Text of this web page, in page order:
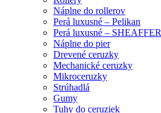
Náplne do rollerov
Perá luxusné – Pelikan
Perá luxusné – SHEAFFER
Náplne do pier
Drevené ceruzky
Mechanické ceruzky
Mikroceruzky
Strúhadlá
Gumy
Tuhy do ceruziek